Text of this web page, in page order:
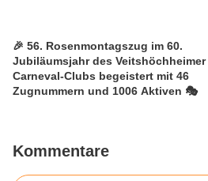
🎉 56. Rosenmontagszug im 60.
Jubiläumsjahr des Veitshöchheimer
Carneval-Clubs begeistert mit 46
Zugnummern und 1006 Aktiven 🎭
Kommentare